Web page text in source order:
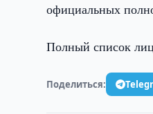
официальных
Полный список
Поделиться: